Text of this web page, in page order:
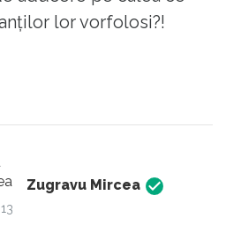
era copil pana acum.
ca problema sunt
sanatatea mentala si
arme? Cum ai ajuns la
lor vorfolosi?!
Zugravu Mircea